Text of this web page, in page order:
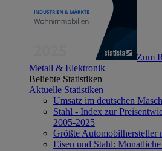
Zum
Metall & Elektronik
Beliebte Statistiken
Aktuelle Statistiken
Umsatz im deutschen
Stahl - Index zur
2005-2025
Größte Automobilhersteller
Eisen und Stahl: